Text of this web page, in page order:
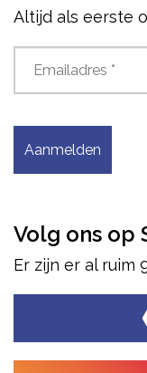
Altijd als eerste
Aanmelden
Volg ons op
Er zijn er al ruim